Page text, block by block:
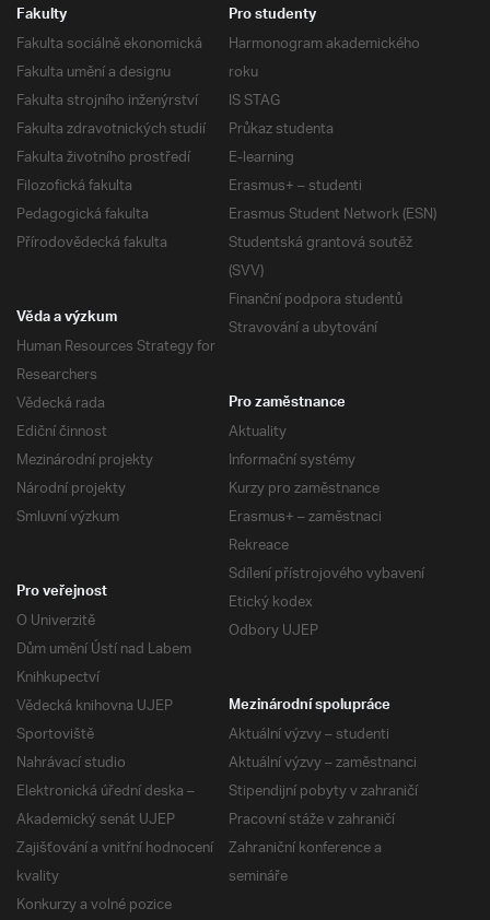
Fakulty
Fakulta sociálně ekonomická
Fakulta umění a designu
Fakulta strojního inženýrství
Fakulta zdravotnických studií
Fakulta životního prostředí
Filozofická fakulta
Pedagogická fakulta
Přírodovědecká fakulta
Pro studenty
Harmonogram akademického
roku
IS STAG
Průkaz studenta
E-learning
Erasmus+ – studenti
Erasmus Student Network (ESN)
Studentská grantová soutěž
(SVV)
Finanční podpora studentů
Stravování a ubytování
Věda a výzkum
Human Resources Strategy for
Researchers
Vědecká rada
Ediční činnost
Mezinárodní projekty
Národní projekty
Smluvní výzkum
Pro zaměstnance
Aktuality
Informační systémy
Kurzy pro zaměstnance
Erasmus+ – zaměstnaci
Rekreace
Sdílení přístrojového vybavení
Etický kodex
Odbory UJEP
Pro veřejnost
O Univerzitě
Dům umění Ústí nad Labem
Knihkupectví
Vědecká knihovna UJEP
Sportoviště
Nahrávací studio
Elektronická úřední deska –
Akademický senát UJEP
Zajišťování a vnitřní hodnocení
kvality
Konkurzy a volné pozice
Mezinárodní spolupráce
Aktuální výzvy – studenti
Aktuální výzvy – zaměstnanci
Stipendijní pobyty v zahraničí
Pracovní stáže v zahraničí
Zahraniční konference a
semináře